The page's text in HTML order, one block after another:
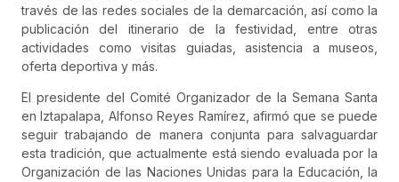
través de las redes sociales de la demarcación, así como la
publicación del itinerario de la festividad, entre otras
actividades como visitas guiadas, asistencia a museos,
oferta deportiva y más.
El presidente del Comité Organizador de la Semana Santa
en Iztapalapa, Alfonso Reyes Ramírez, afirmó que se puede
seguir trabajando de manera conjunta para salvaguardar
esta tradición, que actualmente está siendo evaluada por la
Organización de las Naciones Unidas para la Educación, la